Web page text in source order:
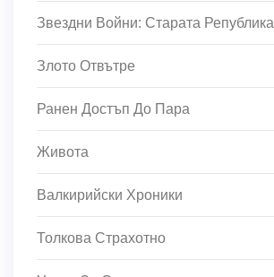
Звездни Войни: Старата Република
Злото Отвътре
Ранен Достъп До Пара
Живота
Валкирийски Хроники
Толкова Страхотно